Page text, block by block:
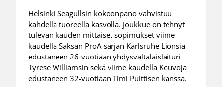
Helsinki Seagullsin kokoonpano vahvistuu
kahdella tuoreella kasvolla. Joukkue on tehnyt
tulevan kauden mittaiset sopimukset viime
kaudella Saksan ProA-sarjan Karlsruhe Lionsia
edustaneen 26-vuotiaan yhdysvaltalaislaituri
Tyrese Williamsin sekä viime kaudella Kouvoja
edustaneen 32-vuotiaan Timi Puittisen kanssa.